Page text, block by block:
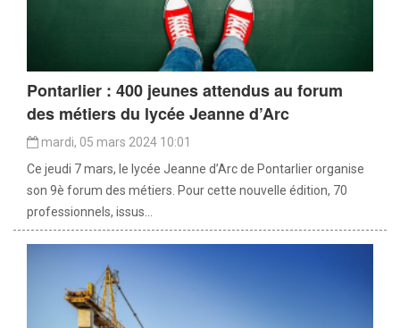
Pontarlier : 400 jeunes attendus au forum
des métiers du lycée Jeanne d’Arc
mardi, 05 mars 2024 10:01
Ce jeudi 7 mars, le lycée Jeanne d’Arc de Pontarlier organise
son 9è forum des métiers. Pour cette nouvelle édition, 70
professionnels, issus...